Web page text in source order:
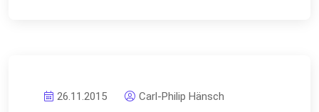
26.11.2015
Carl-Philip Hänsch